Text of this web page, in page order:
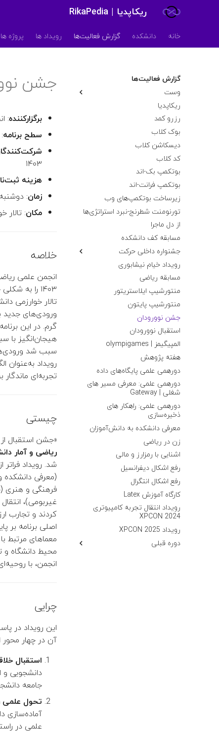
ریکاپدیا | RikaPedia
خانه دانشکده گزارش فعالیت‌ها رویداد ها پروژه ها
گزارش فعالیت‌ها
وست
2025
ریکاپدیا
رزرو کمد
بوک کلاب
دیسکاشن کلاب
کد کلاب
بوتکمپ بک-اند
بوتکمپ فرانت-اند
زیرساخت بوتکمپ‌های وب
تورنومنت شطرنج-نبرد استراتژی‌ها
از دل ماجرا
مسابقه کف دانشکده
جشنواره داخلی حرکت
غرفه انجمن
غرفه بازی
رویداد خیام نیشابوری
مسابقه ریاضی
منتورشیپ ایلاستریتور
منتورشیپ پایتون
جشن نوورودان
استقبال نوورودان
المپیگیمز | olympigames
هفته پژوهش
دورهمی علمی پایگاه‌های داده
دورهمی علمی: معرفی مسیر های
شغلی | Gateway
دورهمی علمی: راهکار های
ذخیره‌سازی
معرفی دانشکده به دانش‌آموزان
زن در ریاضی
اشنایی با رمزارز و مالی
رفع اشکال دیفرانسیل
رفع اشکال انتگرال
کارگاه آموزش Latex
رویداد انتقال تجربه کامپیوتری
XPCON 2024
رویداد XPCON 2025
دوره قبلی
جشن
برگزارکننده:
سطح برنامه
۱۴۰۳
هزینه
زمان: دوشنبه 14 آبان ماه ۱۴۰۳، ساعت 12:30
مکان: تالار
خلاصه
انجمن علمی
تالار خوارزمی
ورودی‌های جدید
گرم. در این
هیجان‌انگیز
سبب شد
رویداد به‌عنوان
تجربه‌ای ماندگار
چیستی
«جشن استقبال از دانشجویان
ریاضی و آمار
شد. رویداد
(معرفی دانشکده
فرهنگی و هنری
غیربومی)،
کردند و تجارب
اصلی برنامه بر
معماهای مرتبط
محیط دانشگاه
انجمن، با
چرایی
این رویداد در
آن در چهار
استقبال
دانشجویی و
جامعه
تحول علمی
آماده‌سازی
علمی در